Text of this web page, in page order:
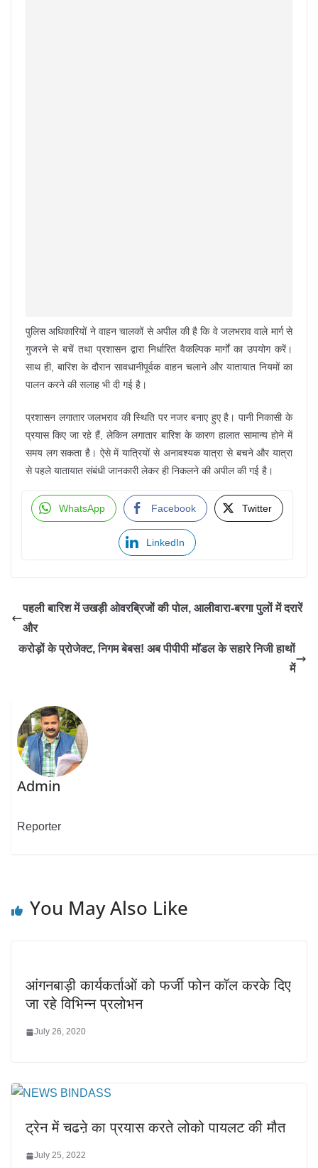
पुलिस अधिकारियों ने वाहन चालकों से अपील की है कि वे जलभराव वाले मार्ग से
गुजरने से बचें तथा प्रशासन द्वारा निर्धारित वैकल्पिक मार्गों का उपयोग करें।
साथ ही, बारिश के दौरान सावधानीपूर्वक वाहन चलाने और यातायात नियमों का
पालन करने की सलाह भी दी गई है।
प्रशासन लगातार जलभराव की स्थिति पर नजर बनाए हुए है। पानी निकासी के
प्रयास किए जा रहे हैं, लेकिन लगातार बारिश के कारण हालात सामान्य होने में
समय लग सकता है। ऐसे में यात्रियों से अनावश्यक यात्रा से बचने और यात्रा
से पहले यातायात संबंधी जानकारी लेकर ही निकलने की अपील की गई है।
WhatsApp Facebook Twitter
LinkedIn
पहली बारिश में उखड़ी ओवरब्रिजों की पोल, आलीवारा-बरगा पुलों में दरारें
और
करोड़ों के प्रोजेक्ट, निगम बेबस! अब पीपीपी मॉडल के सहारे निजी हाथों
में
Admin
Reporter
You May Also Like
आंगनबाड़ी कार्यकर्ताओं को फर्जी फोन कॉल करके दिए
जा रहे विभिन्न प्रलोभन
July 26, 2020
ट्रेन में चढऩे का प्रयास करते लोको पायलट की मौत
July 25, 2022